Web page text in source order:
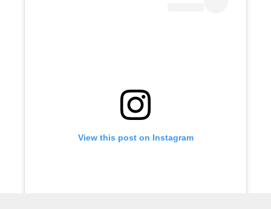
View this post on Instagram